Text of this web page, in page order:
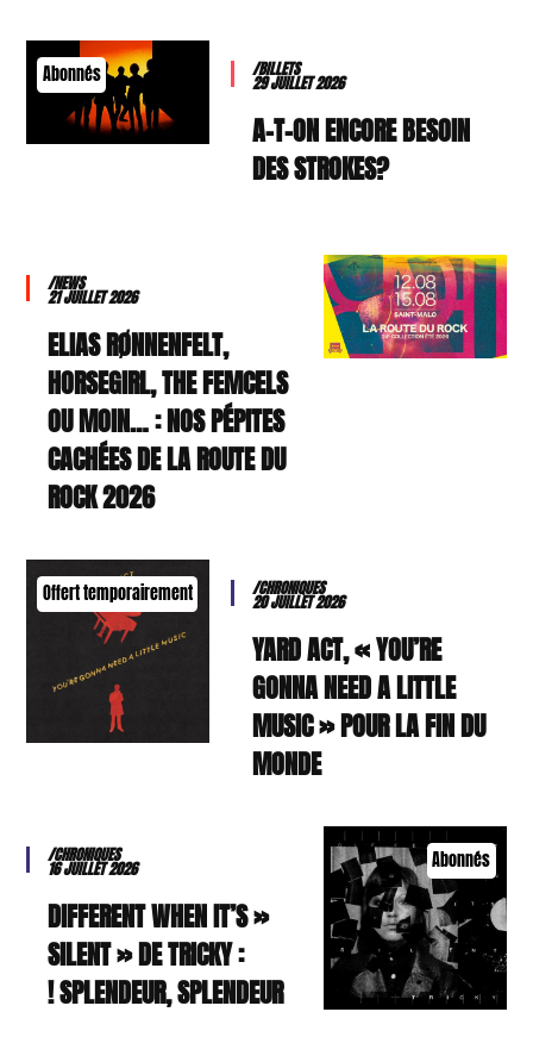
Abonnés /BILLETS
29 JUILLET 2026
A-T-ON ENCORE BESOIN
DES STROKES?
/NEWS
21 JUILLET 2026
ELIAS RØNNENFELT,
HORSEGIRL, THE FEMCELS
OU MOIN… : NOS PÉPITES
CACHÉES DE LA ROUTE DU
ROCK 2026
Offert temporairement /CHRONIQUES
20 JUILLET 2026
YARD ACT, « YOU’RE
GONNA NEED A LITTLE
MUSIC » POUR LA FIN DU
MONDE
Abonnés
/CHRONIQUES
16 JUILLET 2026
« DIFFERENT WHEN IT’S
SILENT » DE TRICKY :
SPLENDEUR, SPLENDEUR !